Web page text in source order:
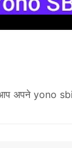
आप अपने yono